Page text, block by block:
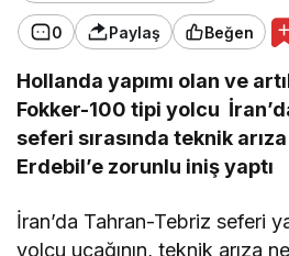
0 Paylaş Beğen
Hollanda yapımı olan ve
Fokker-100 tipi yolcu
seferi sırasında teknik arıza
Erdebil’e zorunlu iniş yaptı
İran’da Tahran-Tebriz seferi
yolcu uçağının, teknik arıza